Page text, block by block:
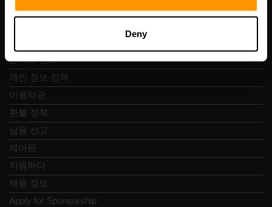
Deny
빠른 탐색
콘택트 렌즈
개인 정보 정책
이용약관
환불 정책
남용 신고
제어판
지원하다
채용 정보
Apply for Sponsorship